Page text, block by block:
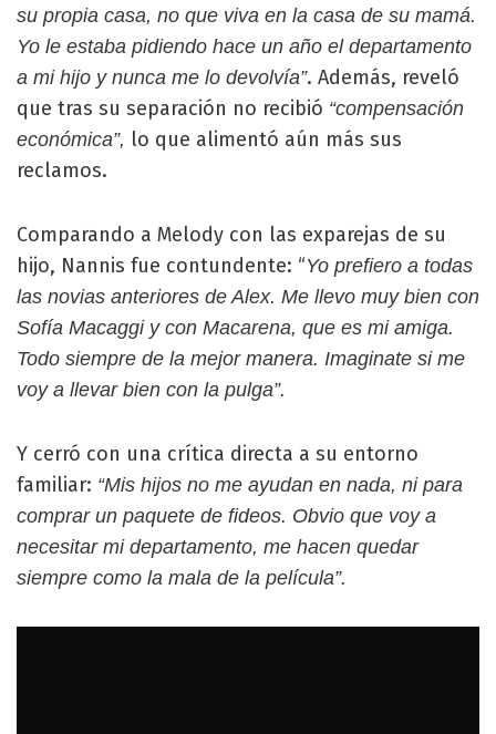
su propia casa, no que viva en la casa de su mamá.
Yo le estaba pidiendo hace un año el departamento
a mi hijo y nunca me lo devolvía”. Además, reveló
que tras su separación no recibió “compensación
económica”, lo que alimentó aún más sus
reclamos.
Comparando a Melody con las exparejas de su
hijo, Nannis fue contundente: “Yo prefiero a todas
las novias anteriores de Alex. Me llevo muy bien con
Sofía Macaggi y con Macarena, que es mi amiga.
Todo siempre de la mejor manera. Imaginate si me
voy a llevar bien con la pulga”.
Y cerró con una crítica directa a su entorno
familiar: “Mis hijos no me ayudan en nada, ni para
comprar un paquete de fideos. Obvio que voy a
necesitar mi departamento, me hacen quedar
siempre como la mala de la película”.